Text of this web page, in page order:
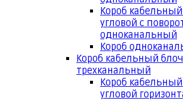
Короб
угловой с
одноканальный
Короб
Короб кабельный
трехканальный
Короб
угловой